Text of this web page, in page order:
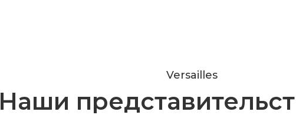
Versailles
Наши